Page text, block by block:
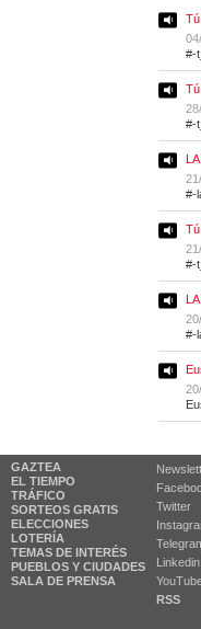
#-
#-
#-
#-
#-
GAZTEA
EL TIEMPO
TRÁFICO
SORTEOS GRATIS
ELECCIONES
LOTERÍA
TEMAS DE INTERÉS
PUEBLOS Y CIUDADES
SALA DE PRENSA
Twitter
Linkedin
RSS